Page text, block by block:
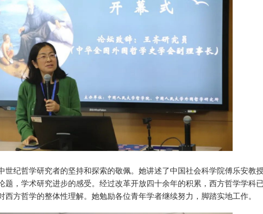
纪哲学研究者的坚持和探索的敬佩。她讲述了中国社会科学院傅乐安教
，学术研究进步的感受。经过改革开放四十余年的积累，西方哲学学科
方哲学的整体性理解。她勉励各位青年学者继续努力，脚踏实地工作。